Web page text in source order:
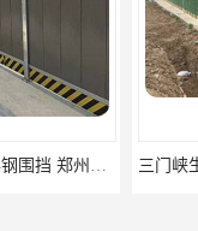
三门峡生产加工彩钢围挡 郑州鑫纵 质量好 围挡加工